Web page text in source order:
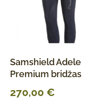
Samshield Adele
Premium bridžas
270,00 €